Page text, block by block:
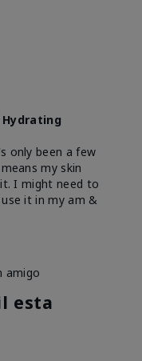
only been a few
my skin
I might need to
it in my am &
amigo
esta